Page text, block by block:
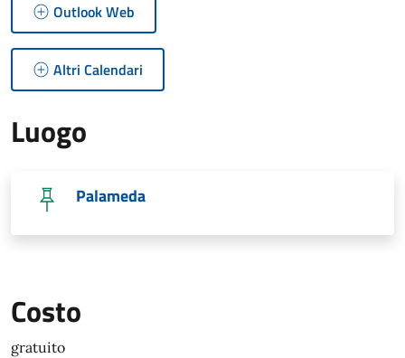
Outlook Web
Altri Calendari
Luogo
Palameda
Costo
gratuito